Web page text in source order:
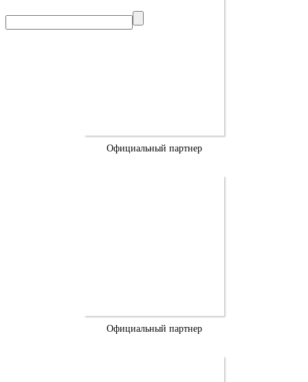
Официальный партнер
Официальный партнер